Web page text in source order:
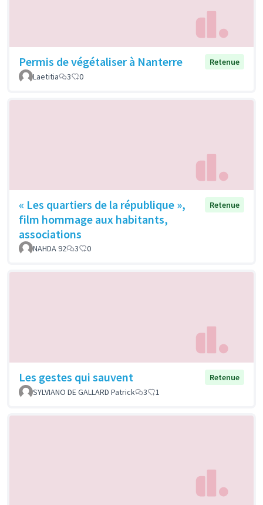
Permis de végétaliser à Nanterre
Retenue
Laetitia
3 0
« Les quartiers de la république »,
film hommage aux habitants,
associations
Retenue
NAHDA 92 3 0
Les gestes qui sauvent
Retenue
SYLVIANO DE GALLARD Patrick
3 1